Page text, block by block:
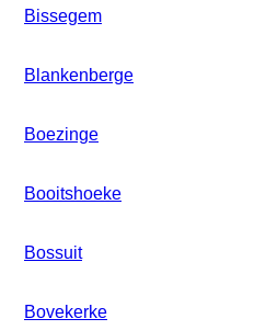
Bissegem
Blankenberge
Boezinge
Booitshoeke
Bossuit
Bovekerke